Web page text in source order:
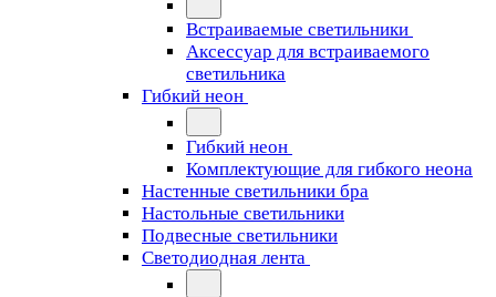
Встраиваемые светильники
Аксессуар для встраиваемого
светильника
Гибкий неон
Гибкий неон
Комплектующие для гибкого неона
Настенные светильники бра
Настольные светильники
Подвесные светильники
Светодиодная лента